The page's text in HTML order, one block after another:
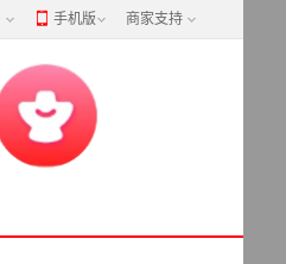
手机版 商家支持